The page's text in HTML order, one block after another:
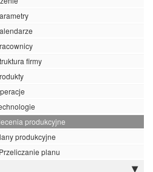
firmy
produkcyjne
produkcyjne
planu